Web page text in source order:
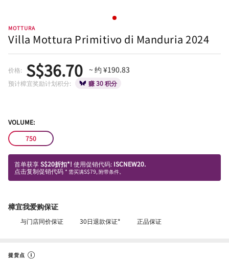
MOTTURA
Villa Mottura Primitivo di Manduria 2024
价格: S$36.70 ~ 约 ¥190.83
预计樟宜奖励计划积分: 赚 30 积分
VOLUME:
750
首单获享S$20折扣*! 使用促销代码: ISCNEW20.
点击复制促销代码 * 需买满S$79, 附带条件。
樟宜我爱购保证
与门店同价保证 30日退款保证* 正品保证
提货点